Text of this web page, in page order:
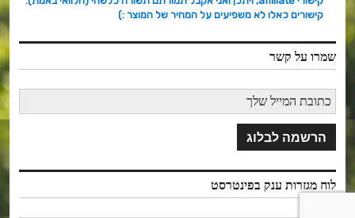
קישורים כאלו לא משפיעים על המחיר של המוצר :)
שמרו על קשר
לוח מגזרות ענק בפינטרסט